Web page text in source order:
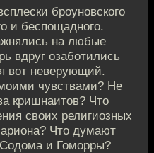
броуновского
и беспощадного.
на любые
вдруг озаботились
вот неверующий.
чувствами? Не
кришнаитов? Что
своих религиозных
Что думают
и Гоморры?